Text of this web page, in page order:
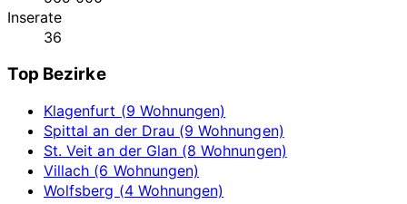
Inserate
36
Top Bezirke
Klagenfurt (9 Wohnungen)
Spittal an der Drau (9 Wohnungen)
St. Veit an der Glan (8 Wohnungen)
Villach (6 Wohnungen)
Wolfsberg (4 Wohnungen)